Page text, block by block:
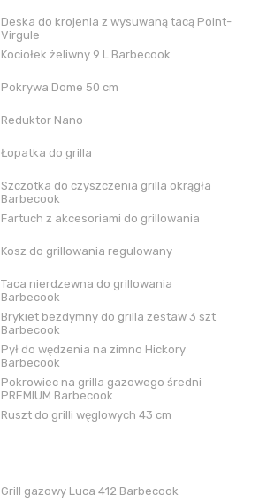
Deska do krojenia z wysuwaną tacą Point-
Virgule
Kociołek żeliwny 9 L Barbecook
Pokrywa Dome 50 cm
Reduktor Nano
Łopatka do grilla
Szczotka do czyszczenia grilla okrągła
Barbecook
Fartuch z akcesoriami do grillowania
Kosz do grillowania regulowany
Taca nierdzewna do grillowania
Barbecook
Brykiet bezdymny do grilla zestaw 3 szt
Barbecook
Pył do wędzenia na zimno Hickory
Barbecook
Pokrowiec na grilla gazowego średni
PREMIUM Barbecook
Ruszt do grilli węglowych 43 cm
Grill gazowy Luca 412 Barbecook